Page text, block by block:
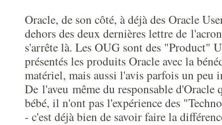
Oracle, de son côté, à déjà des Oracle
dehors des deux dernières lettre de
s'arrête là. Les OUG sont des "Product"
présentés les produits Oracle avec la
matériel, mais aussi l'avis parfois un peu
De l'aveu même du responsable d'Oracle
bébé, il n'ont pas l'expérience des
- c'est déjà bien de savoir faire la